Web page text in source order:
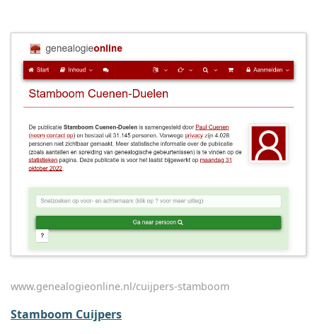
www.genealogieonline.nl/cuijpers-stamboom
Stamboom Cuijpers